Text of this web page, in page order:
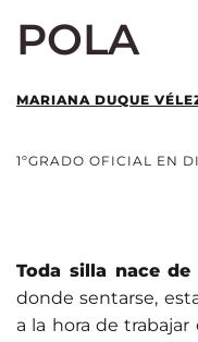
POLA
MARIANA DUQUE
1ºGRADO OFICIAL EN
Toda silla nace
donde sentarse,
a la hora de